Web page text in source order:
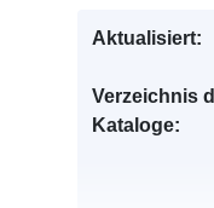
Aktualisiert:
Verzeichnis
Kataloge: